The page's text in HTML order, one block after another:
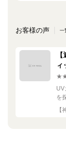
お客様の声 一
ィ
UV
を
す。